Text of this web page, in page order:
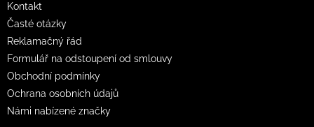
Kontakt
Časté otázky
Reklamačný řád
Formulář na odstoupení od smlouvy
Obchodní podmínky
Ochrana osobních údajů
Námi nabízené značky